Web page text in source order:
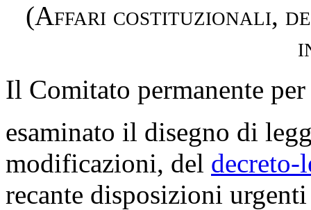
(Affari costituzionali,
Il Comitato permanente
esaminato il disegno di
modificazioni, del decreto-
recante disposizioni